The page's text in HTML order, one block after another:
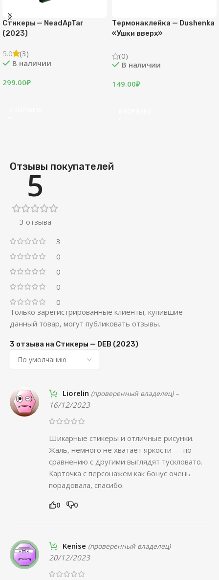
NeadApTar
Термонаклейка — Dushenka
«Ушки вверх»
В наличии
Отзывы покупателей
5
3 отзыва
3
0
0
0
0
3 отзыва на Стикеры — DEB (2023)
Liorelin (проверенный владелец) –
16/12/2023
Шикарные стикеры и отличные рисунки.
Жаль, немного не хватает яркости — по
сравнению с другими выглядят тускловато.
Карточка с персонажем как бонус очень
порадовала, спасибо.
0 0
Kenise (проверенный владелец) –
20/12/2023
Только зарегистрированные клиенты, купившие
данный товар, могут публиковать отзывы.